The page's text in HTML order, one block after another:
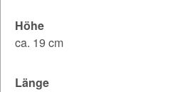
Höhe
ca. 19 cm
Länge